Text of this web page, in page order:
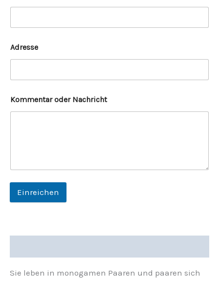
Adresse
Kommentar oder Nachricht
Einreichen
Sie leben in monogamen Paaren und paaren sich